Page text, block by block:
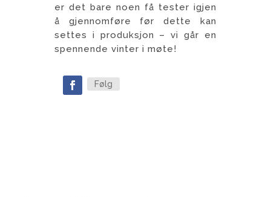
er det bare noen få tester igjen
å gjennomføre før dette kan
settes i produksjon – vi går en
spennende vinter i møte!
Følg